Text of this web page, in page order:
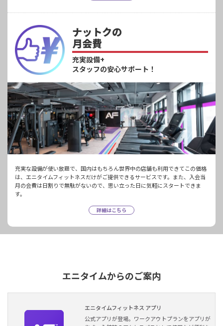
ナットクの
月会費
充実設備+
スタッフの安心サポート！
充実な設備が使い放題で、国内はもちろん世界中の店舗も利用できてこの価格
は、エニタイムフィットネスだけがご提供できるサービスです。また、入会当
月の会費は日割りで無駄がないので、思い立った日に気軽にスタートできま
す。
詳細はこちら
エニタイムからのご案内
エニタイムフィットネス アプリ
公式アプリが登場。ワークアウトプランをアプリが